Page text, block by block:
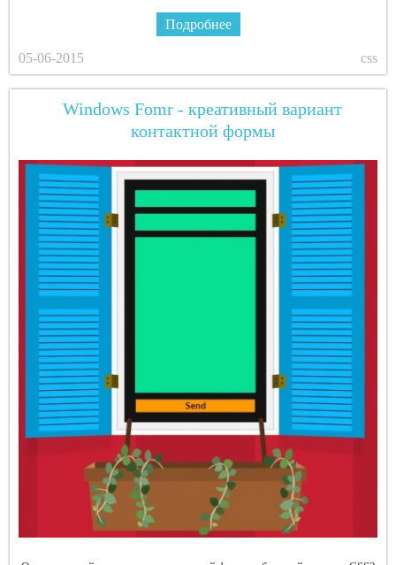
Подробнее
05-06-2015 css
Windows Fomr - креативный вариант
контактной формы